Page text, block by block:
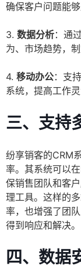
确保客户问题能够
3. 数据分析：通
为、市场趋势，
4. 移动办公：支
系统，提高工作灵
三、支持
纷享销客的CRM
率。其系统可以
保销售团队和客
理工具。这样的
率，也增强了团
得到响应和解决。
四、数据